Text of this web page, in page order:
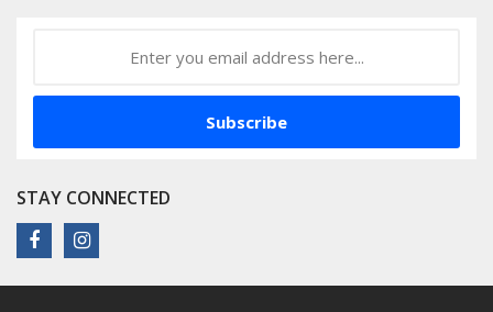
Subscribe
STAY CONNECTED